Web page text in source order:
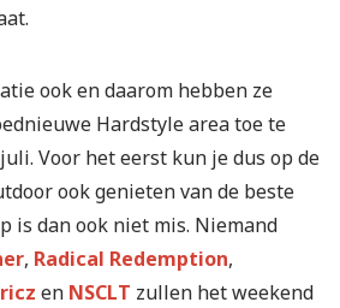
ook en daarom hebben ze
Hardstyle area toe te
Voor het eerst kun je dus op de
ook genieten van de beste
is dan ook niet mis. Niemand
, Radical Redemption,
en NSCLT zullen het weekend